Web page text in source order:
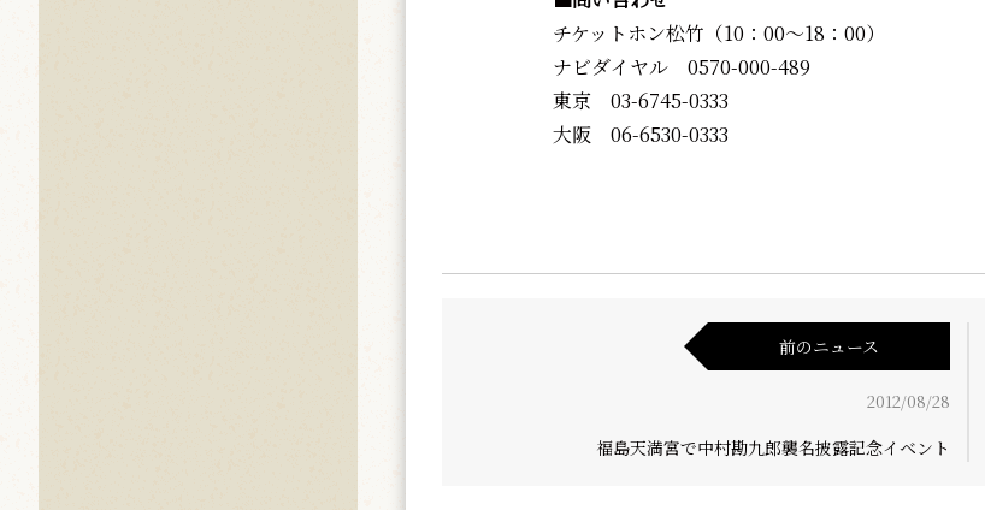
チケットホン松竹（10：00～18：00）
ナビダイヤル 0570-000-489
東京 03-6745-0333
大阪 06-6530-0333
前のニュース
2012/08/28
福島天満宮で中村勘九郎襲名披露記念イベント